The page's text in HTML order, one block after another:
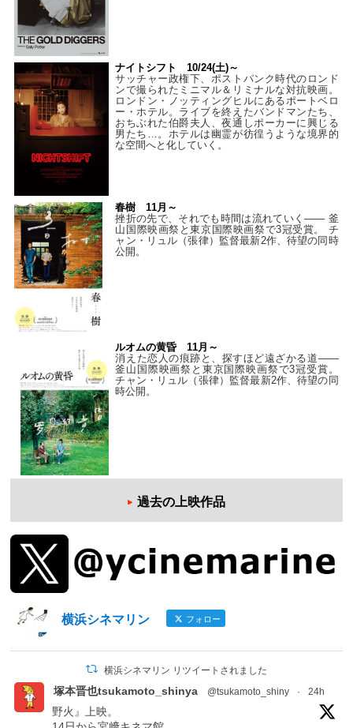
ナイトシフト 10/24(土)～
サッチャー政権下、ポストパンク時代のロンド
ンで撮られたミニマル＆リミナルな対抗映画。
ロンドン・ノッティングヒルにあるポートベロ
ー・ホテル。ライブを終えたバンドマンたち、
おちぶれた伯爵夫人、夜通しポーカーに興じる
男たち…。ホテルは幽霊が彷徨うような境界的
な空間へと化していく。
春樹 11月～
挫折の先で、それでも時間は流れていく—— 釜
山国際映画祭と東京国際映画祭で3冠受賞。 チ
ャン・リュル（張律）監督最新2作、待望の同時
公開。
ルオムの黄昏 11月～
消えた恋人の痕跡と、探すほど遠ざかる道——
釜山国際映画祭と東京国際映画祭で3冠受賞。
チャン・リュル（張律）監督最新2作、待望の同
時公開。
過去の上映作品
横浜シネマリン フォロー
横浜シネマリン リツイートされました
塚本晋也tsukamoto_shinya @tsukamoto_shiny · 24h
野火』上映。